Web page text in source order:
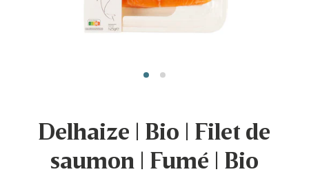
Delhaize | Bio | Filet de
saumon | Fumé | Bio